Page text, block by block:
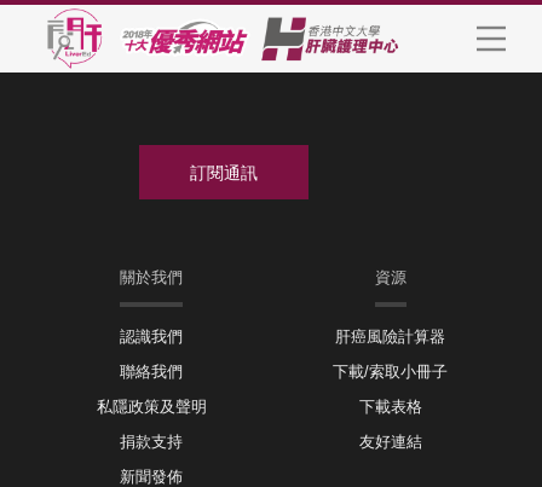
關於我們
認識我們
聯絡我們
私隱政策及聲明
捐款支持
新聞發佈
資源
肝癌風險計算器
下載/索取小冊子
下載表格
友好連結